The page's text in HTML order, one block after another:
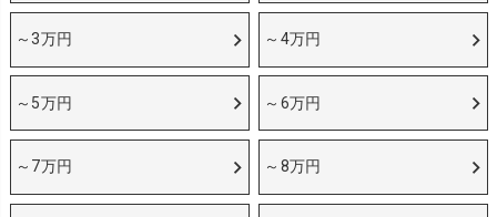
～3万円 ～4万円
～5万円 ～6万円
～7万円 ～8万円